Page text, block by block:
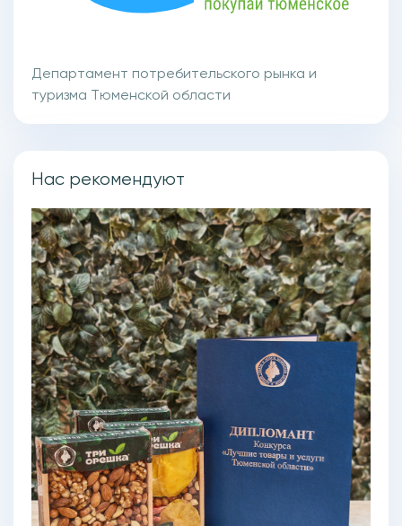
Департамент потребительского рынка и
туризма Тюменской области
Нас рекомендуют